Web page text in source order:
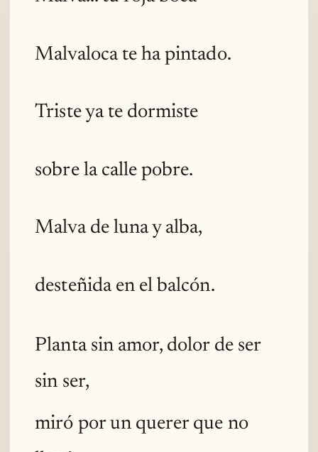
Malvaloca te ha pintado.
Triste ya te dormiste
sobre la calle pobre.
Malva de luna y alba,
desteñida en el balcón.
Planta sin amor, dolor de ser
sin ser,
miró por un querer que no